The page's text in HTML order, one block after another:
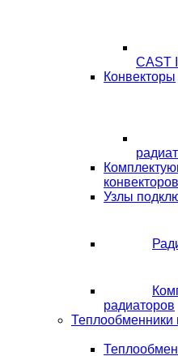
CAST
Конвекторы
конвекторов
Узлы
радиаторов
Теплообменники